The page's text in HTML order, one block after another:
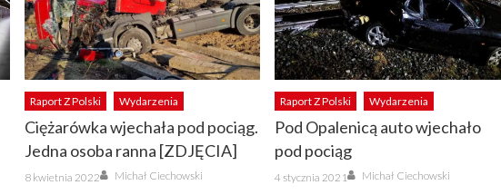
Raport Z Polski Wydarzenia
Ciężarówka wjechała pod pociąg.
Jedna osoba ranna [ZDJĘCIA]
Posted
on
8 kwietnia 2022 Author
Michał Ciechowski
Raport Z Polski Wydarzenia
Pod Opalenicą auto wjechało
pod pociąg
Posted
on
4 stycznia 2021 Author
Michał Ciechowski